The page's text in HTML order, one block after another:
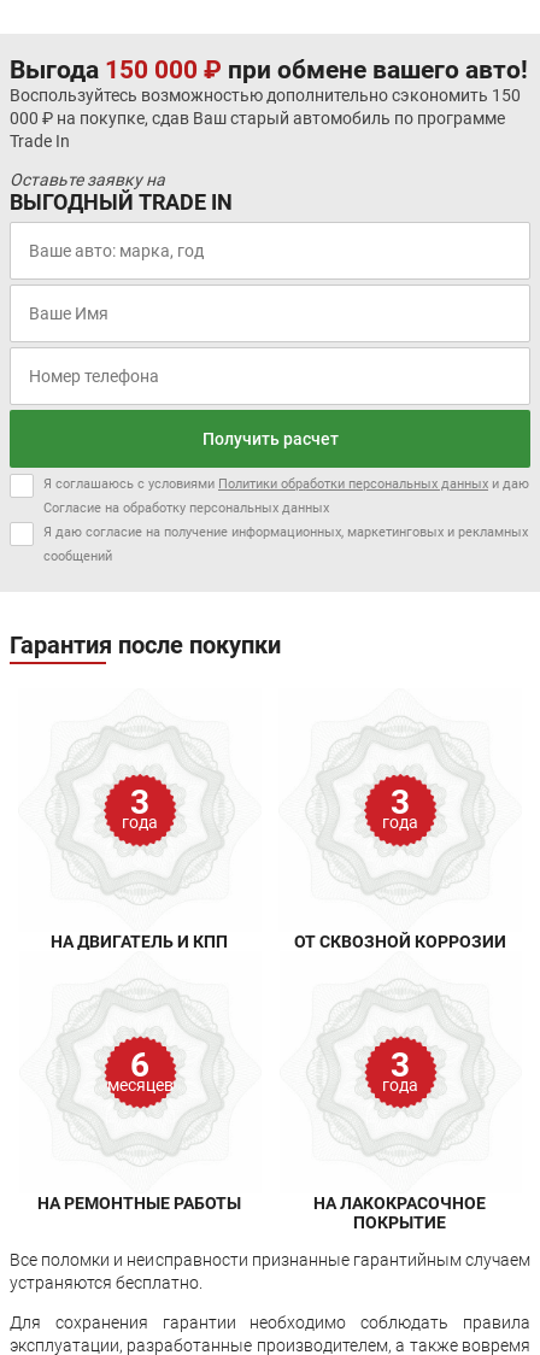
Выгода 150 000 ₽ при обмене вашего авто!
Воспользуйтесь возможностью дополнительно сэкономить 150
000 ₽ на покупке, сдав Ваш старый автомобиль по программе
Trade In
Оставьте заявку на
ВЫГОДНЫЙ TRADE IN
Получить расчет
Я соглашаюсь с условиями Политики обработки персональных данных и даю
Согласие на обработку персональных данных
Я даю согласие на получение информационных, маркетинговых и рекламных
сообщений
Гарантия после покупки
3
года
НА ДВИГАТЕЛЬ И КПП
3
года
ОТ СКВОЗНОЙ КОРРОЗИИ
6
месяцев
НА РЕМОНТНЫЕ РАБОТЫ
3
года
НА ЛАКОКРАСОЧНОЕ
ПОКРЫТИЕ
Все поломки и неисправности признанные гарантийным случаем
устраняются бесплатно.
Для сохранения гарантии необходимо соблюдать правила
эксплуатации, разработанные производителем, а также вовремя